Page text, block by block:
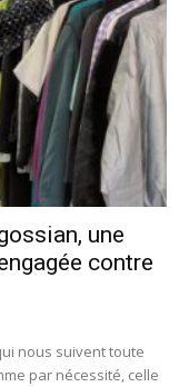
une
contre
nous suivent toute
par nécessité, celle